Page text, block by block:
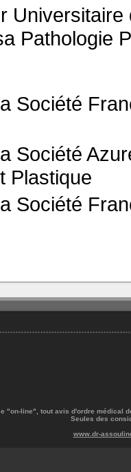
Pathologie
Société
Société
Plastique
Société
"on-line", tout avis d'ordre médical
Seules des
www.dr-